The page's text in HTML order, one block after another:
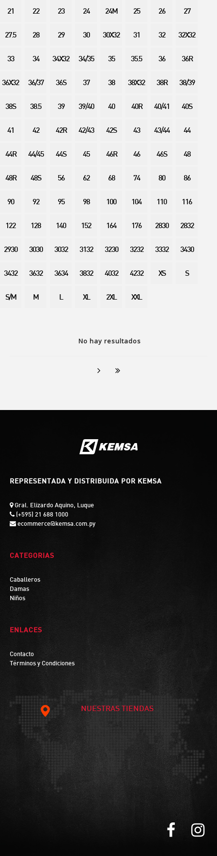
No hay resultados
21 22 23 24 24M 25 26 27
27.5 28 29 30 30X32 31 32 32X32
33 34 34X32 34/35 35 35.5 36 36R
36X32 36/37 36S 37 38 38X32 38R 38/39
38S 38.5 39 39/40 40 40R 40/41 40S
41 42 42R 42/43 42S 43 43/44 44
44R 44/45 44S 45 46R 46 46S 48
48R 48S 56 62 68 74 80 86
90 92 95 98 100 104 110 116
122 128 140 152 164 176 2830 2832
2930 3030 3032 3132 3230 3232 3332 3430
3432 3632 3634 3832 4032 4232 XS S
S/M M L XL 2XL XXL
REPRESENTADA Y DISTRIBUIDA POR KEMSA
Gral. Elizardo Aquino, Luque
(+595) 21 688 1000
ecommerce@kemsa.com.py
CATEGORIAS
Caballeros
Damas
Niños
ENLACES
Contacto
Términos y Condiciones
NUESTRAS TIENDAS